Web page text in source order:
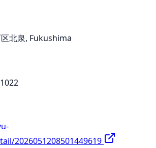
北泉, Fukushima
2026051208501449619